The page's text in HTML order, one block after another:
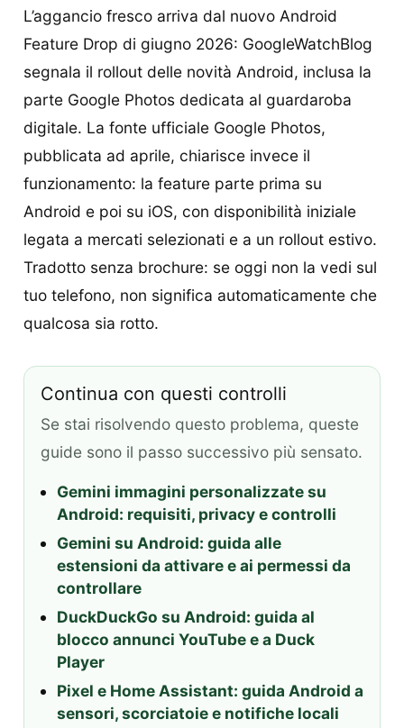
L’aggancio fresco arriva dal nuovo Android
Feature Drop di giugno 2026: GoogleWatchBlog
segnala il rollout delle novità Android, inclusa la
parte Google Photos dedicata al guardaroba
digitale. La fonte ufficiale Google Photos,
pubblicata ad aprile, chiarisce invece il
funzionamento: la feature parte prima su
Android e poi su iOS, con disponibilità iniziale
legata a mercati selezionati e a un rollout estivo.
Tradotto senza brochure: se oggi non la vedi sul
tuo telefono, non significa automaticamente che
qualcosa sia rotto.
Continua con questi controlli
Se stai risolvendo questo problema, queste
guide sono il passo successivo più sensato.
Gemini immagini personalizzate su
Android: requisiti, privacy e controlli
Gemini su Android: guida alle
estensioni da attivare e ai permessi da
controllare
DuckDuckGo su Android: guida al
blocco annunci YouTube e a Duck
Player
Pixel e Home Assistant: guida Android a
sensori, scorciatoie e notifiche locali